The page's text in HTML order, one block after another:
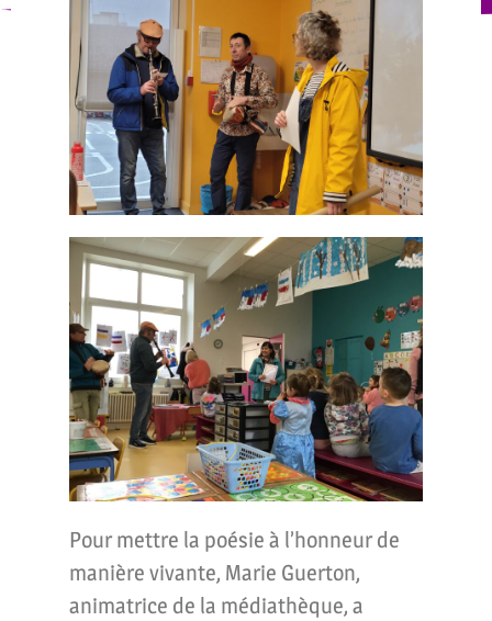
Pour mettre la poésie à l’honneur de
manière vivante, Marie Guerton,
animatrice de la médiathèque, a